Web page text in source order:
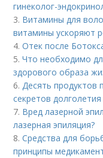
гинеколог-
3. Витамины для
витамины ускоряют
4.Отек после
5.Что необходимо
здорового образа
6.Десять продуктов
секретов долголетия
7. Вред лазерной
лазерная эпиляция?
8.Средства для
принципы